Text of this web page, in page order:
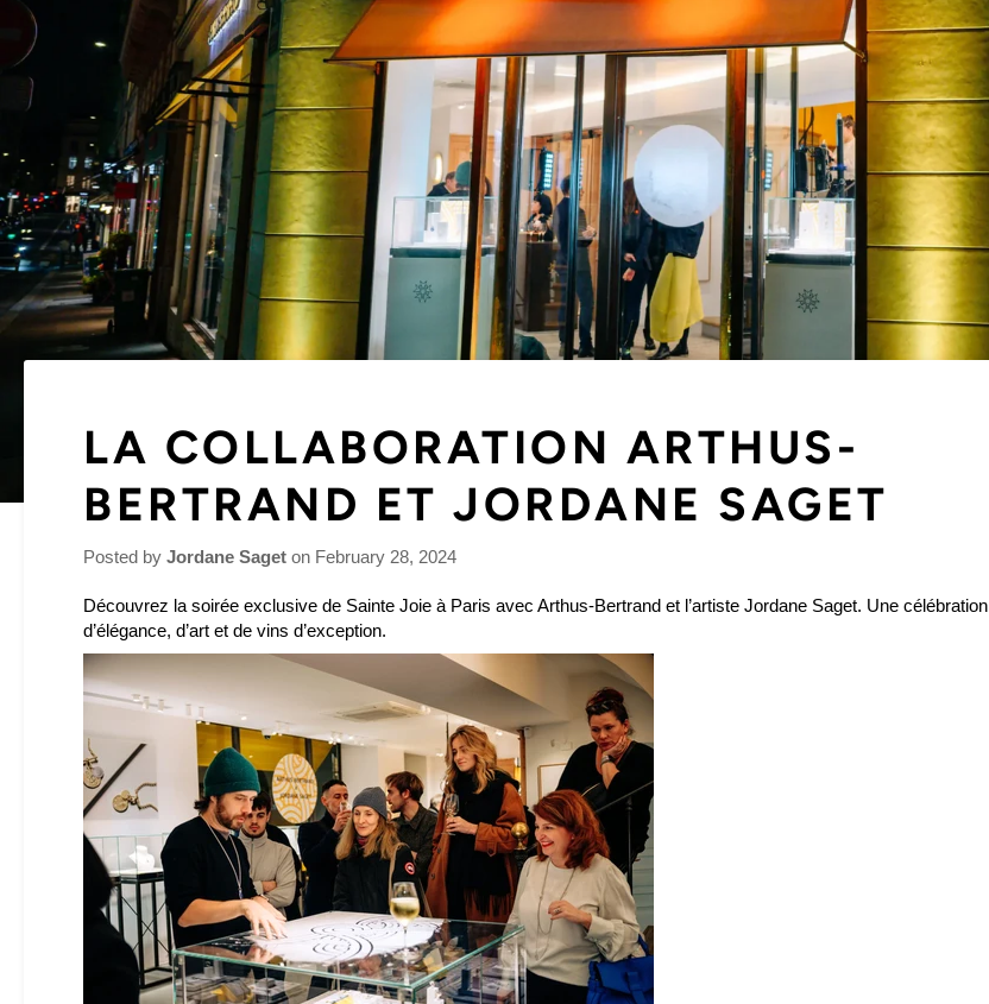
LA COLLABORATION ARTHUS-
BERTRAND ET JORDANE SAGET
Posted by Jordane Saget on February 28, 2024
Découvrez la soirée exclusive de Sainte Joie à Paris avec Arthus-Bertrand et l’artiste Jordane Saget. Une célébration
d’élégance, d’art et de vins d’exception.